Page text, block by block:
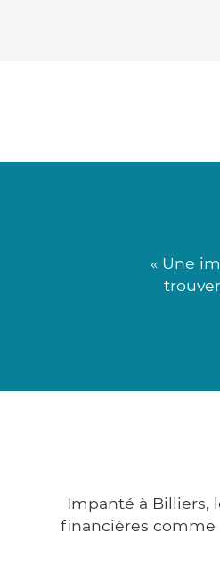
« Une
Impanté à Billiers,
financières comme